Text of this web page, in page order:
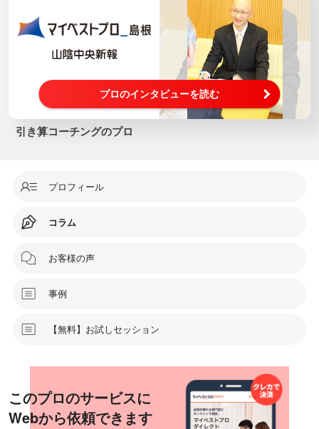
プロのインタビューを読む
引き算コーチングのプロ
プロフィール
コラム
お客様の声
事例
【無料】お試しセッション
このプロのサービスに
Webから依頼できます